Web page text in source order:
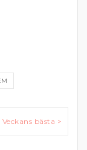
Veckans bästa >